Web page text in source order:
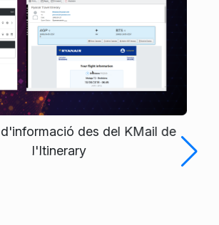
des del KMail de
l'Itinerary